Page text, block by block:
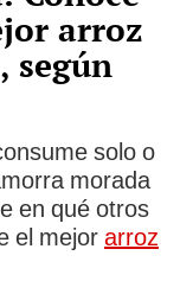
arroz
según
solo o
morada
en qué otros
el mejor arroz